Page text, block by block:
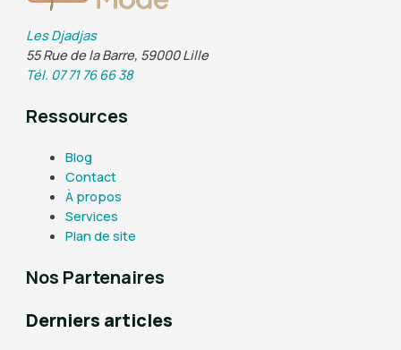
Les Djadjas
55 Rue de la Barre, 59000 Lille
Tél. 07 71 76 66 38
Ressources
Blog
Contact
À propos
Services
Plan de site
Nos Partenaires
Derniers articles